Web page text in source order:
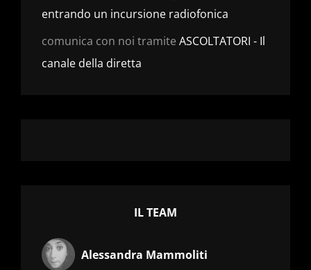
entrando un incursione radiofonica
comunica con noi tramite ASCOLTATORI - Il
canale della diretta
IL TEAM
Alessandra Mammoliti